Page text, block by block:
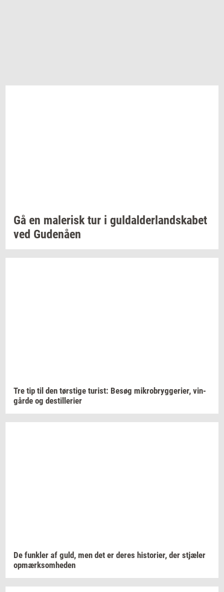
Gå en ma­le­risktur i gul­dal­der­land­ska­bet
ved Gu­denå­en
Tre tip til den tørsti­ge turist: Besøg mi­kro­bryg­ge­ri­er, vin­
går­de og destil­le­ri­er
De funk­ler af guld, men det er deres hi­sto­ri­er, der stjæ­ler
op­mærk­som­he­den